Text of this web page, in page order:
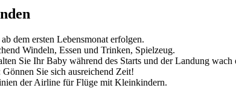
dem ersten Lebensmonat erfolgen.
Windeln, Essen und Trinken, Spielzeug.
Sie Ihr Baby während des Starts und der Landung wach
Sie sich ausreichend Zeit!
der Airline für Flüge mit Kleinkindern.